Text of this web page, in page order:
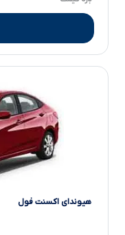
هیوندای اکسنت فول